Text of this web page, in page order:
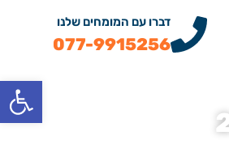
דברו עם המומחים שלנו
077-9915256